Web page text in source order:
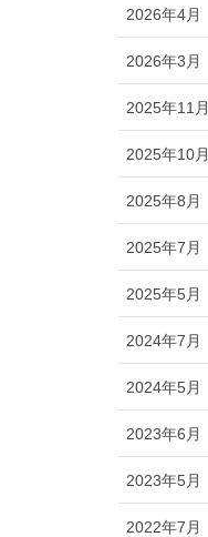
2026年4月
2026年3月
2025年11月
2025年10月
2025年8月
2025年7月
2025年5月
2024年7月
2024年5月
2023年6月
2023年5月
2022年7月